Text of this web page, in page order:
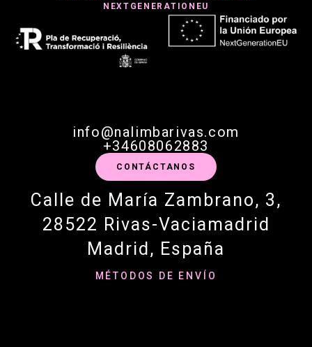
NEXTGENERATIONEU
info@nalimbarivas.com
+34608062883
CONTÁCTANOS
Calle de María Zambrano, 3,
28522 Rivas-Vaciamadrid
Madrid, España
MÉTODOS DE ENVÍO